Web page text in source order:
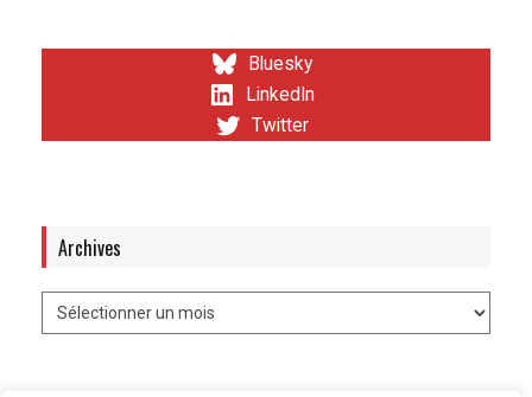
Bluesky
LinkedIn
Twitter
Archives